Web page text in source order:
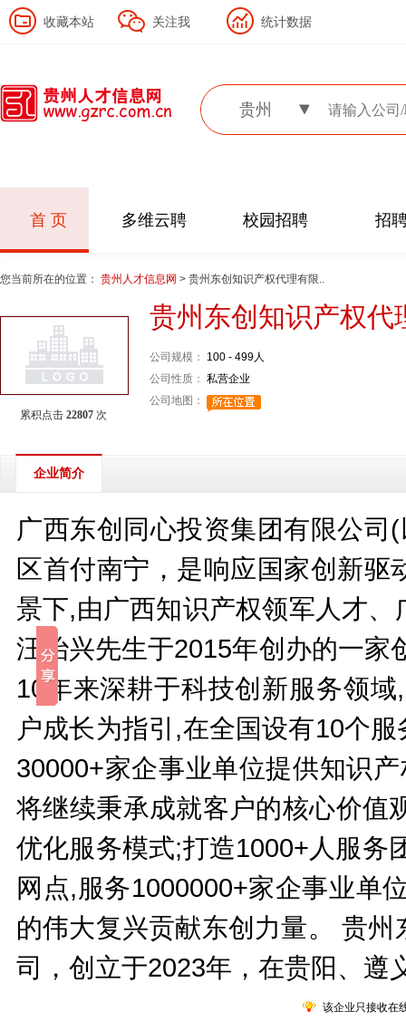
收藏本站 关注我 统计数据
贵州
首 页 多维云聘 校园招聘 招
您当前所在的位置： 贵州人才信息网 > 贵州东创知识产权代理有限..
累积点击 22807 次
贵州东创知识产权代
公司规模：
100 - 499人
公司性质： 私营企业
公司地图：
企业简介
广西东创同心投资集团有限公
区首付南宁，是响应国家创新
景下,由广西知识产权领军人才
汪治兴先生于2015年创办的一家
10年来深耕于科技创新服务领
户成长为指引,在全国设有10个
30000+家企事业单位提供知识
将继续秉承成就客户的核心价值
优化服务模式;打造1000+人服务
网点,服务1000000+家企事业单
的伟大复兴贡献东创力量。 贵
司，创立于2023年，在贵阳、遵
该企业只接收在